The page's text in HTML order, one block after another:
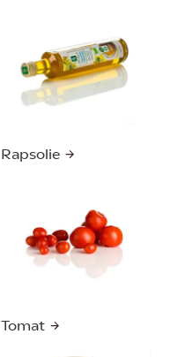
Rapsolie
Tomat